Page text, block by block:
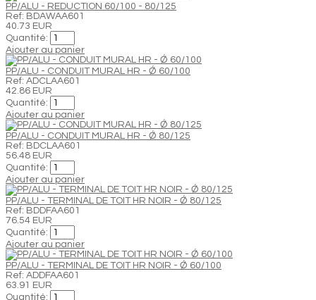
PP/ALU - REDUCTION 60/100 - 80/125
Ref: BDAWAA601
40.73 EUR
Quantité:
Ajouter au panier
PP/ALU - CONDUIT MURAL HR - Ǿ 60/100
Ref: ADCLAA601
42.86 EUR
Quantité:
Ajouter au panier
PP/ALU - CONDUIT MURAL HR - Ǿ 80/125
Ref: BDCLAA601
56.48 EUR
Quantité:
Ajouter au panier
PP/ALU - TERMINAL DE TOIT HR NOIR - Ǿ 80/125
Ref: BDDFAA601
76.54 EUR
Quantité:
Ajouter au panier
PP/ALU - TERMINAL DE TOIT HR NOIR - Ǿ 60/100
Ref: ADDFAA601
63.91 EUR
Quantité: